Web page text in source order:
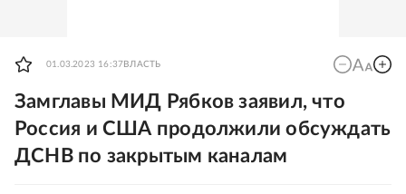
01.03.2023 16:37 ВЛАСТЬ
Замглавы МИД Рябков заявил, что
Россия и США продолжили обсуждать
ДСНВ по закрытым каналам